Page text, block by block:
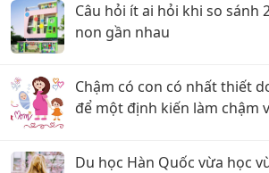
Câu hỏi ít ai hỏi khi so sánh
non gần nhau
Chậm có con có nhất thiết
để một định kiến làm chậm
Du học Hàn Quốc vừa học